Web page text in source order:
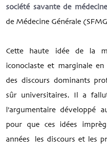
société savante de
de Médecine Générale
Cette haute idée de la
iconoclaste et marginale
des discours dominants
sûr universitaires. Il a
l'argumentaire développé
pour que ces idées
années les discours et les